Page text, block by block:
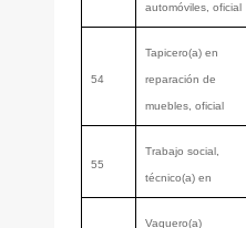
automóviles, oficial
54
Tapicero(a) en
reparación de
muebles, oficial
55
Trabajo social,
técnico(a) en
Vaquero(a)